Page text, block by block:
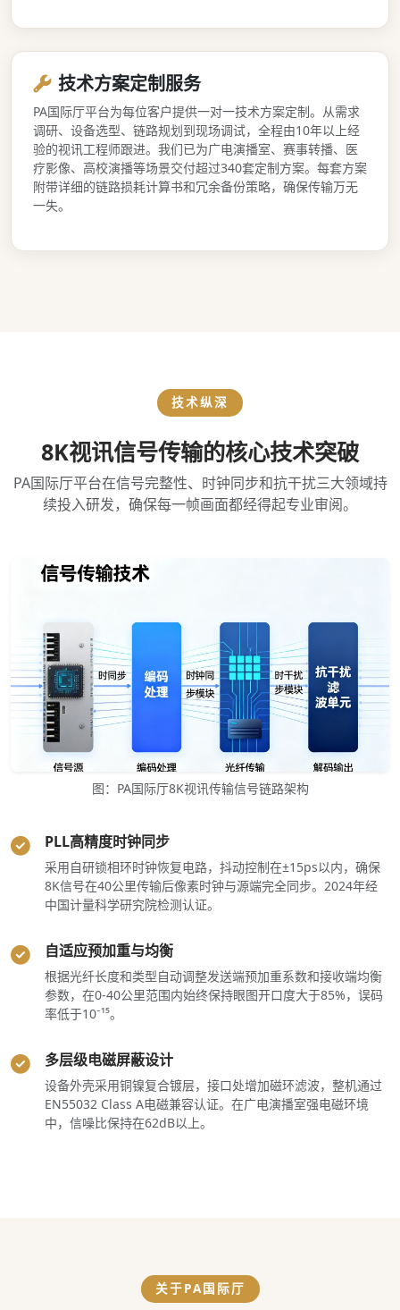
技术方案定制服务
PA国际厅平台为每位客户提供一对一技术方案定制。从需求
调研、设备选型、链路规划到现场调试，全程由10年以上经
验的视讯工程师跟进。我们已为广电演播室、赛事转播、医
疗影像、高校演播等场景交付超过340套定制方案。每套方案
附带详细的链路损耗计算书和冗余备份策略，确保传输万无
一失。
技术纵深
8K视讯信号传输的核心技术突破
PA国际厅平台在信号完整性、时钟同步和抗干扰三大领域持
续投入研发，确保每一帧画面都经得起专业审阅。
图：PA国际厅8K视讯传输信号链路架构
PLL高精度时钟同步
采用自研锁相环时钟恢复电路，抖动控制在±15ps以内，确保
8K信号在40公里传输后像素时钟与源端完全同步。2024年经
中国计量科学研究院检测认证。
自适应预加重与均衡
根据光纤长度和类型自动调整发送端预加重系数和接收端均衡
参数，在0-40公里范围内始终保持眼图开口度大于85%，误码
率低于10⁻¹⁵。
多层级电磁屏蔽设计
设备外壳采用铜镍复合镀层，接口处增加磁环滤波，整机通过
EN55032 Class A电磁兼容认证。在广电演播室强电磁环境
中，信噪比保持在62dB以上。
关于PA国际厅